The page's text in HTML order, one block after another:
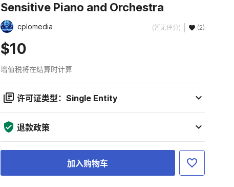
Sensitive Piano and Orchestra
cplomedia (暂无评分) (2)
$10
增值税将在结算时计算
许可证类型：Single Entity
退款政策
加入购物车